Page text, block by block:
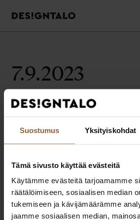
Suostumus Yksityiskohdat
Tämä sivusto käyttää evästeitä
Käytämme evästeitä tarjoamamme
räätälöimiseen, sosiaalisen median
tukemiseen ja kävijämäärämme
jaamme sosiaalisen median,
Designtalo
7.9.2023
Valitettavasti artikkeleita ei löytynyt.
Designtalo
Elämäsi parhaat ratkaisut muuttovalmiin
Extranet
Extranet asiakkaille
Ota